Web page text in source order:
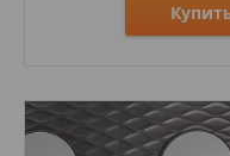
Стили: Под мрамор;
Цвета: